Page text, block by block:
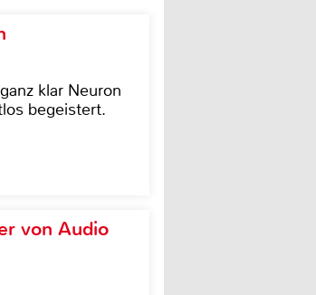
klar Neuron
begeistert.
von Audio